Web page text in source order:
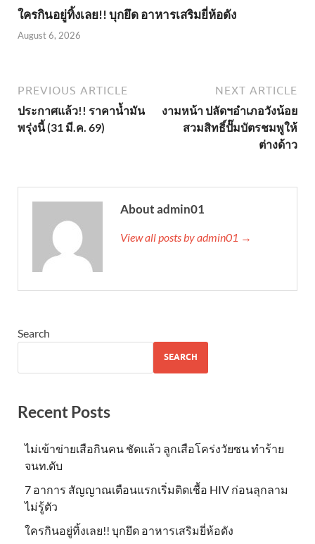
ใครกินอยู่ทิ้งเลย!! บุกยึด อาหารเสริมยี่ห้อดัง
August 6, 2026
PREVIOUS ARTICLE
ประกาศแล้ว!! ราคาน้ำมัน
พรุ่งนี้ (31 มี.ค. 69)
NEXT ARTICLE
งามหน้า ปลัดฯอำเภอวังน้อย
สวมสิทธิ์ปั๊มบัตรชมพูให้
ต่างด้าว
About admin01
View all posts by admin01 →
Search
SEARCH
Recent Posts
ไม่เข้าข่าย​เสือกินคน ชัดแล้ว ลูกเสือโคร่งวัยซน ทำร้าย
จนท.ดับ
7 อาการ สัญญาณเตือนแรกเริ่มติดเชื้อ HIV ก่อนลุกลาม
ไม่รู้ตัว
ใครกินอยู่ทิ้งเลย!! บุกยึด อาหารเสริมยี่ห้อดัง